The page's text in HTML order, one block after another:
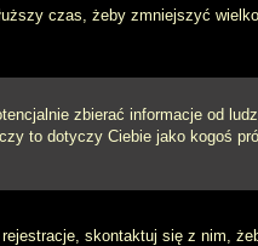
czas, żeby zmniejszyć
zbierać informacje od
to dotyczy Ciebie jako kogoś
rejestracje, skontaktuj się z nim,